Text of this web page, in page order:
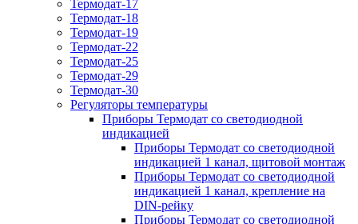
Термодат-17
Термодат-18
Термодат-19
Термодат-22
Термодат-25
Термодат-29
Термодат-30
Регуляторы температуры
Приборы Термодат со светодиодной
индикацией
Приборы Термодат со светодиодной
индикацией 1 канал, щитовой монтаж
Приборы Термодат со светодиодной
индикацией 1 канал, крепление на
DIN-рейку
Приборы Термодат со светодиодной